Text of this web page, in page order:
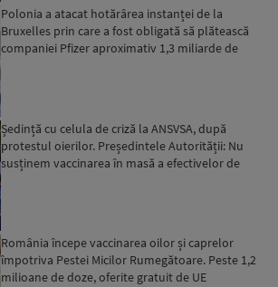
Polonia a atacat hotărârea instanței de la
Bruxelles prin care a fost obligată să plătească
companiei Pfizer aproximativ 1,3 miliarde de
Ședință cu celula de criză la ANSVSA, după
protestul oierilor. Președintele Autorității: Nu
susținem vaccinarea în masă a efectivelor de
România începe vaccinarea oilor și caprelor
împotriva Pestei Micilor Rumegătoare. Peste 1,2
milioane de doze, oferite gratuit de UE